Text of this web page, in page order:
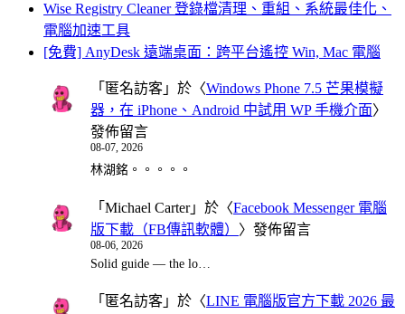
Wise Registry Cleaner 登錄檔清理、重組、系統最佳化、
電腦加速工具
[免費] AnyDesk 遠端桌面：跨平台遙控 Win, Mac 電腦
「 匿名訪客 」於〈Windows Phone 7.5 芒果模擬
器，在 iPhone、Android 中試用 WP 手機介面〉
發佈留言
08-07, 2026
林湖銘。。。。。
「 Michael Carter」於〈Facebook Messenger 電腦
版下載（FB傳訊軟體） 〉發佈留言
08-06, 2026
Solid guide — the lo…
「 匿名訪客 」於〈LINE 電腦版官方下載 2026 最